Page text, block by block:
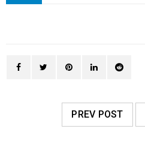
PREV POST